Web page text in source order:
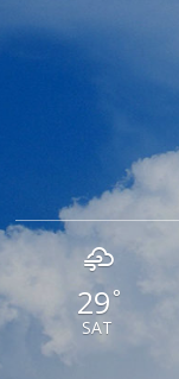
29 °
SAT